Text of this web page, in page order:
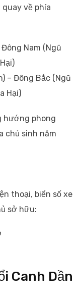
về phía
Nam (Ngũ
– Đông Bắc (Ngũ
Hại)
hướng phong
chủ sinh năm
thoại, biển số xe
sở hữu:
Canh Dần